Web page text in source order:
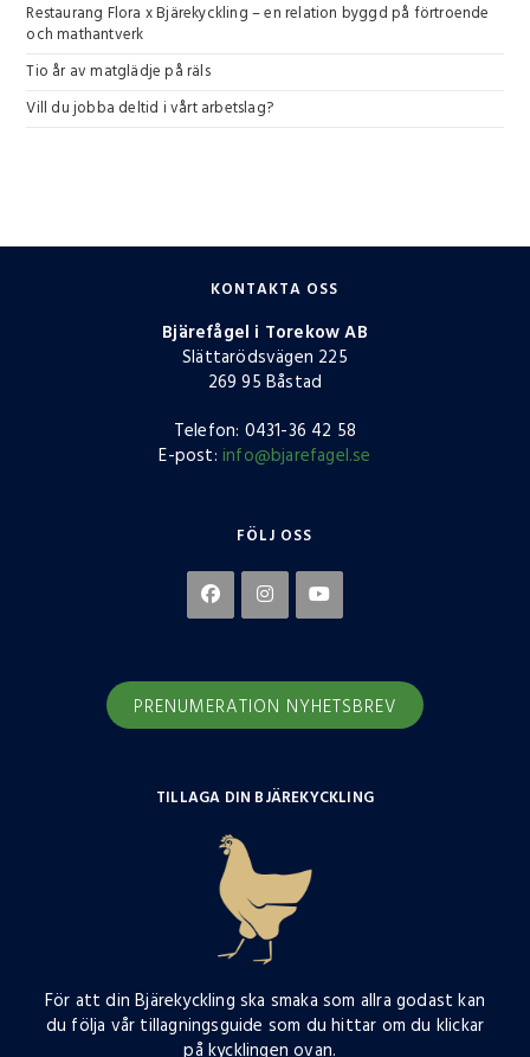
Restaurang Flora x Bjärekyckling – en relation byggd på förtroende
och mathantverk
Tio år av matglädje på räls
Vill du jobba deltid i vårt arbetslag?
KONTAKTA OSS
Bjärefågel i Torekow AB
Slättarödsvägen 225
269 95 Båstad
Telefon: 0431-36 42 58
E-post: info@bjarefagel.se
FÖLJ OSS
PRENUMERATION NYHETSBREV
TILLAGA DIN BJÄREKYCKLING
För att din Bjärekyckling ska smaka som allra godast kan
du följa vår tillagningsguide som du hittar om du klickar